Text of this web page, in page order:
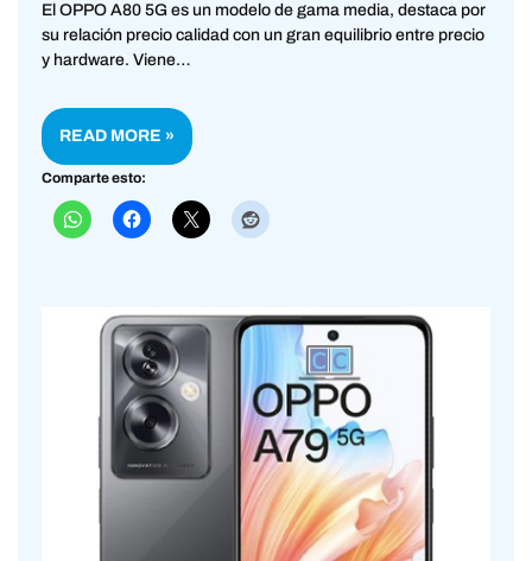
El OPPO A80 5G es un modelo de gama media, destaca por
su relación precio calidad con un gran equilibrio entre precio
y hardware. Viene…
READ MORE »
Comparte esto: